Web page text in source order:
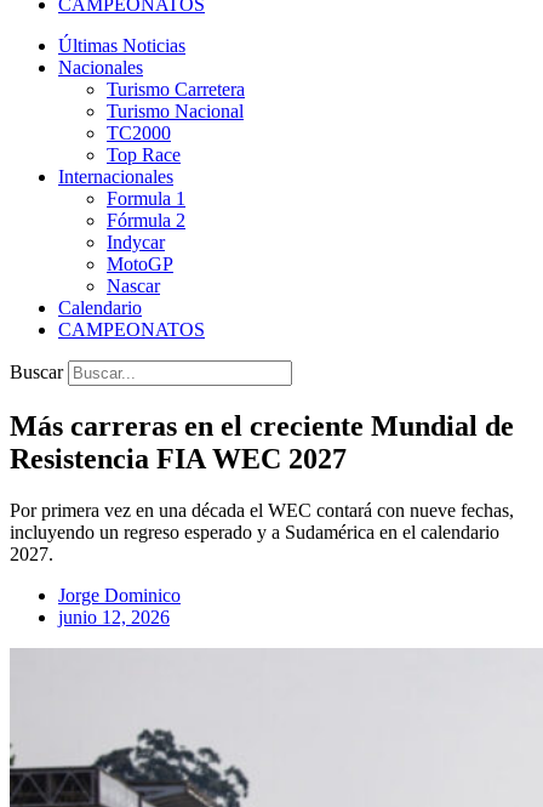
Últimas Noticias
Nacionales
Turismo Carretera
Turismo Nacional
TC2000
Top Race
Internacionales
Formula 1
Fórmula 2
Indycar
MotoGP
Nascar
Calendario
CAMPEONATOS
Buscar
Más carreras en el creciente Mundial de
Resistencia FIA WEC 2027
Por primera vez en una década el WEC contará con nueve fechas,
incluyendo un regreso esperado y a Sudamérica en el calendario
2027.
Jorge Dominico
junio 12, 2026